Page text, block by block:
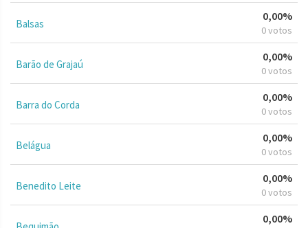
Balsas
0,00%
0 votos
Barão de Grajaú
0,00%
0 votos
Barra do Corda
0,00%
0 votos
Belágua
0,00%
0 votos
Benedito Leite
0,00%
0 votos
0,00%